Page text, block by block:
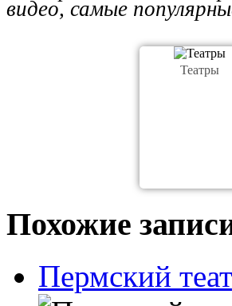
видео, самые
Театры
Похожие
Пермский